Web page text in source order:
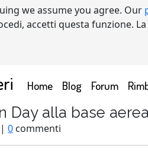
we assume you agree. Our
accetti questa funzione.
Home(current)
Blog Forum
Day alla base
| 0 commenti